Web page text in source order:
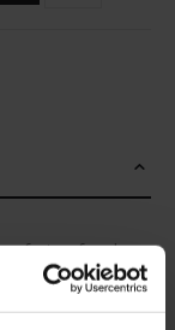
auf und
für Coaches,